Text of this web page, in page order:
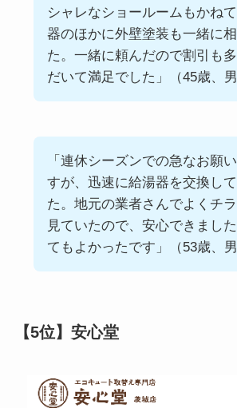
シャレなショールームもかね
器のほかに外壁塗装も一緒に
た。一緒に頼んだので割引も
だいて満足でした」（45歳、男
「連休シーズンでの急なお願
すが、迅速に給湯器を交換し
た。地元の業者さんでよくチ
見ていたので、安心できまし
てもよかったです」（53歳、男
【5位】安心堂